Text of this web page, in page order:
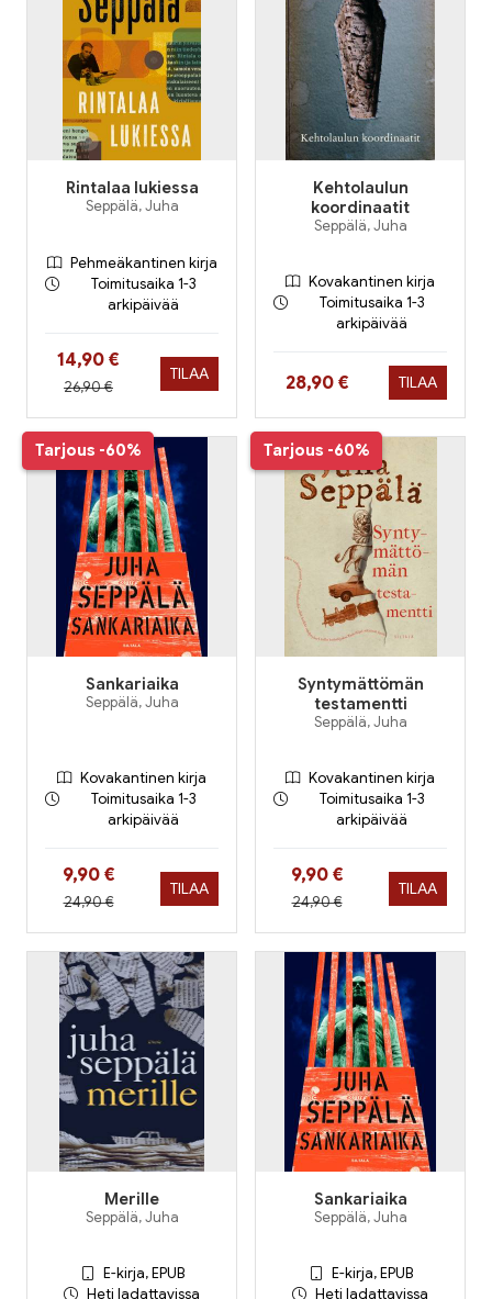
Rintalaa lukiessa
Seppälä, Juha
Pehmeäkantinen kirja
Toimitusaika 1-3
arkipäivää
Hinta nyt
14,90 €
Hinta aiemmin
26,90 €
TILAA
Kehtolaulun
koordinaatit
Seppälä, Juha
Kovakantinen kirja
Toimitusaika 1-3
arkipäivää
Hinta nyt
28,90 € TILAA
Tarjous -60%
Sankariaika
Seppälä, Juha
Kovakantinen kirja
Toimitusaika 1-3
arkipäivää
Hinta nyt
9,90 €
Hinta aiemmin
24,90 €
TILAA
Tarjous -60%
Syntymättömän
testamentti
Seppälä, Juha
Kovakantinen kirja
Toimitusaika 1-3
arkipäivää
Hinta nyt
9,90 €
Hinta aiemmin
24,90 €
TILAA
Merille
Seppälä, Juha
E-kirja, EPUB
Heti ladattavissa
Sankariaika
Seppälä, Juha
E-kirja, EPUB
Heti ladattavissa